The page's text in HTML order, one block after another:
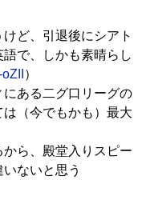
、引退後にシアト
で、しかも素晴らし
）
る二グ口リーグの
（今でもかも）最大
、殿堂入りスピー
ないと思う